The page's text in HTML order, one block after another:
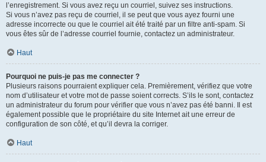
l’enregistrement. Si vous avez reçu un courriel, suivez ses instructions.
Si vous n’avez pas reçu de courriel, il se peut que vous ayez fourni une
adresse incorrecte ou que le courriel ait été traité par un filtre anti-spam. Si
vous êtes sûr de l’adresse courriel fournie, contactez un administrateur.
Haut
Pourquoi ne puis-je pas me connecter ?
Plusieurs raisons pourraient expliquer cela. Premièrement, vérifiez que votre
nom d’utilisateur et votre mot de passe soient corrects. S’ils le sont, contactez
un administrateur du forum pour vérifier que vous n’avez pas été banni. Il est
également possible que le propriétaire du site Internet ait une erreur de
configuration de son côté, et qu’il devra la corriger.
Haut